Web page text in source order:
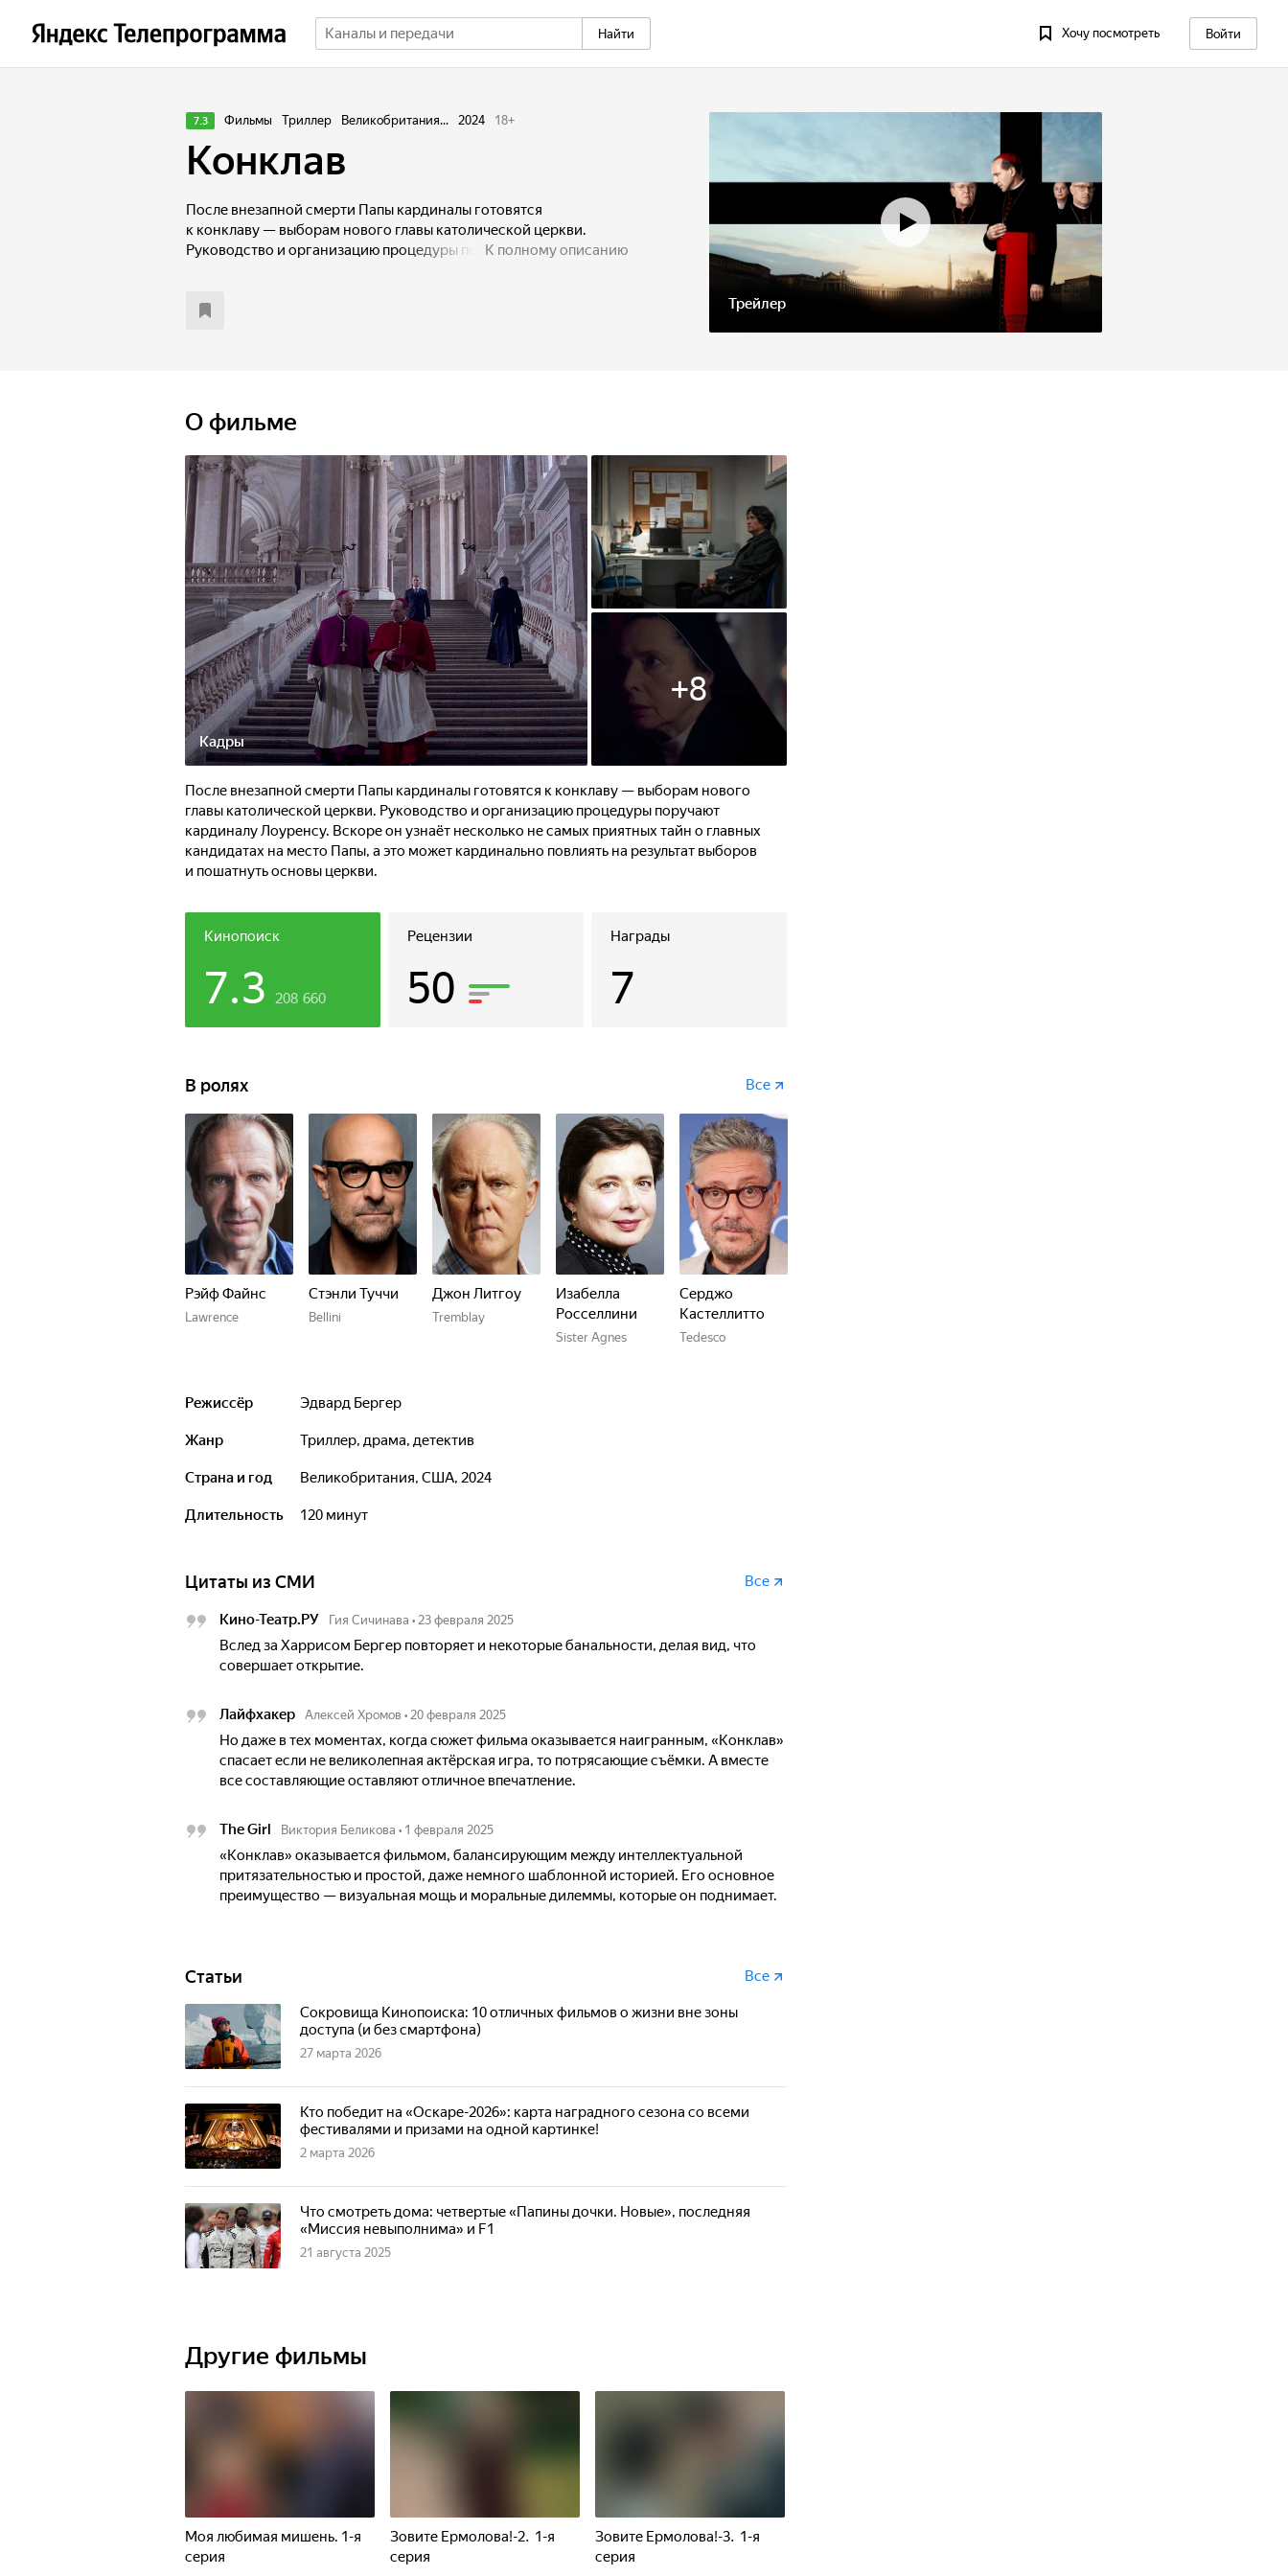
Найти Хочу посмотреть Войти
Трейлер
7.3 Фильмы Триллер Великобритания... 2024 18+
Конклав
После внезапной смерти Папы кардиналы готовятся
к конклаву — выборам нового главы католической церкви.
Руководство и организацию процедуры поручают кардиналу
повлиять на результат выборов и пошатнуть основы церкви.
К полному описанию
О фильме
Кадры
+8
После внезапной смерти Папы кардиналы готовятся к конклаву — выборам нового
главы католической церкви. Руководство и организацию процедуры поручают
кардиналу Лоуренсу. Вскоре он узнаёт несколько не самых приятных тайн о главных
кандидатах на место Папы, а это может кардинально повлиять на результат выборов
и пошатнуть основы церкви.
Кинопоиск
7.3 208 660
Рецензии
50
Награды
7
В ролях Все
Рэйф Файнс
Lawrence
Стэнли Туччи
Bellini
Джон Литгоу
Tremblay
Изабелла
Росселлини
Sister Agnes
Серджо
Кастеллитто
Tedesco
Режиссёр Эдвард Бергер
Жанр триллер, драма, детектив
Страна и год Великобритания, США, 2024
Длительность 120 минут
Цитаты из СМИ Все
Кино-Театр.РУ Гия Сичинава • 23 февраля 2025
Вслед за Харрисом Бергер повторяет и некоторые банальности, делая вид, что
совершает открытие.
Лайфхакер Алексей Хромов • 20 февраля 2025
Но даже в тех моментах, когда сюжет фильма оказывается наигранным, «Конклав»
спасает если не великолепная актёрская игра, то потрясающие съёмки. А вместе
все составляющие оставляют отличное впечатление.
The Girl Виктория Беликова • 1 февраля 2025
«Конклав» оказывается фильмом, балансирующим между интеллектуальной
притязательностью и простой, даже немного шаблонной историей. Его основное
преимущество — визуальная мощь и моральные дилеммы, которые он поднимает.
Статьи Все
Сокровища Кинопоиска: 10 отличных фильмов о жизни вне зоны
доступа (и без смартфона)
27 марта 2026
Кто победит на «Оскаре-2026»: карта наградного сезона со всеми
фестивалями и призами на одной картинке!
2 марта 2026
Что смотреть дома: четвертые «Папины дочки. Новые», последняя
«Миссия невыполнима» и F1
21 августа 2025
Другие фильмы
Моя любимая мишень. 1-я
серия
Зовите Ермолова!-2. 1-я
серия
Зовите Ермолова!-3. 1-я
серия